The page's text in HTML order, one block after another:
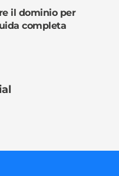
il dominio per
completa